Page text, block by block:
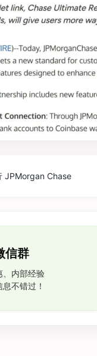
JPMorgan Chase
信群
、内部经验
不错过！